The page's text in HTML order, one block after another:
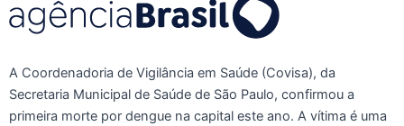
A Coordenadoria de Vigilância em Saúde (Covisa), da
Secretaria Municipal de Saúde de São Paulo, confirmou a
primeira morte por dengue na capital este ano. A vítima é uma